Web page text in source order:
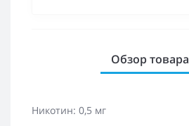
Обзор товара
Никотин: 0,5 мг